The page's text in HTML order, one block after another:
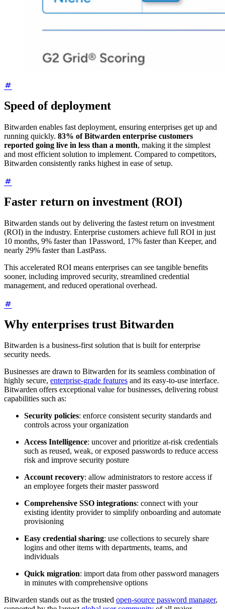
Speed of deployment
Bitwarden enables fast deployment, ensuring enterprises get up and
running quickly. 83% of Bitwarden enterprise customers
reported going live in less than a month, making it the simplest
and most efficient solution to implement. Compared to competitors,
Bitwarden consistently ranks highest in ease of setup.
Faster return on investment (ROI)
Bitwarden stands out by delivering the fastest return on investment
(ROI) in the industry. Enterprise customers achieve full ROI in just
10 months, 9% faster than 1Password, 17% faster than Keeper, and
nearly 29% faster than LastPass.
This accelerated ROI means enterprises can see tangible benefits
sooner, including improved security, streamlined credential
management, and reduced operational overhead.
Why enterprises trust Bitwarden
Bitwarden is a business-first solution that is built for enterprise
security needs.
Businesses are drawn to Bitwarden for its seamless combination of
highly secure, enterprise-grade features and its easy-to-use interface.
Bitwarden offers exceptional value for businesses, delivering robust
capabilities such as:
Security policies: enforce consistent security standards and
controls across your organization
Access Intelligence: uncover and prioritize at-risk credentials
such as reused, weak, or exposed passwords to reduce access
risk and improve security posture
Account recovery: allow administrators to restore access if
an employee forgets their master password
Comprehensive SSO integrations: connect with your
existing identity provider to simplify onboarding and automate
provisioning
Easy credential sharing: use collections to securely share
logins and other items with departments, teams, and
individuals
Quick migration: import data from other password managers
in minutes with comprehensive options
Bitwarden stands out as the trusted open-source password manager,